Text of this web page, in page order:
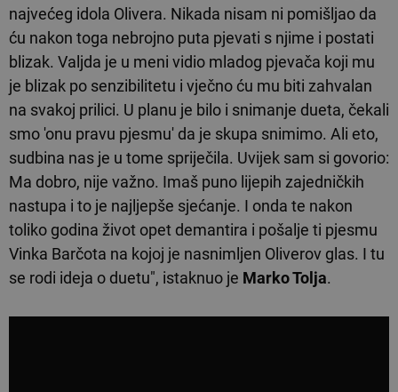
najvećeg idola Olivera. Nikada nisam ni pomišljao da
ću nakon toga nebrojno puta pjevati s njime i postati
blizak. Valjda je u meni vidio mladog pjevača koji mu
je blizak po senzibilitetu i vječno ću mu biti zahvalan
na svakoj prilici. U planu je bilo i snimanje dueta, čekali
smo 'onu pravu pjesmu' da je skupa snimimo. Ali eto,
sudbina nas je u tome spriječila. Uvijek sam si govorio:
Ma dobro, nije važno. Imaš puno lijepih zajedničkih
nastupa i to je najljepše sjećanje. I onda te nakon
toliko godina život opet demantira i pošalje ti pjesmu
Vinka Barčota na kojoj je nasnimljen Oliverov glas. I tu
se rodi ideja o duetu", istaknuo je Marko Tolja.